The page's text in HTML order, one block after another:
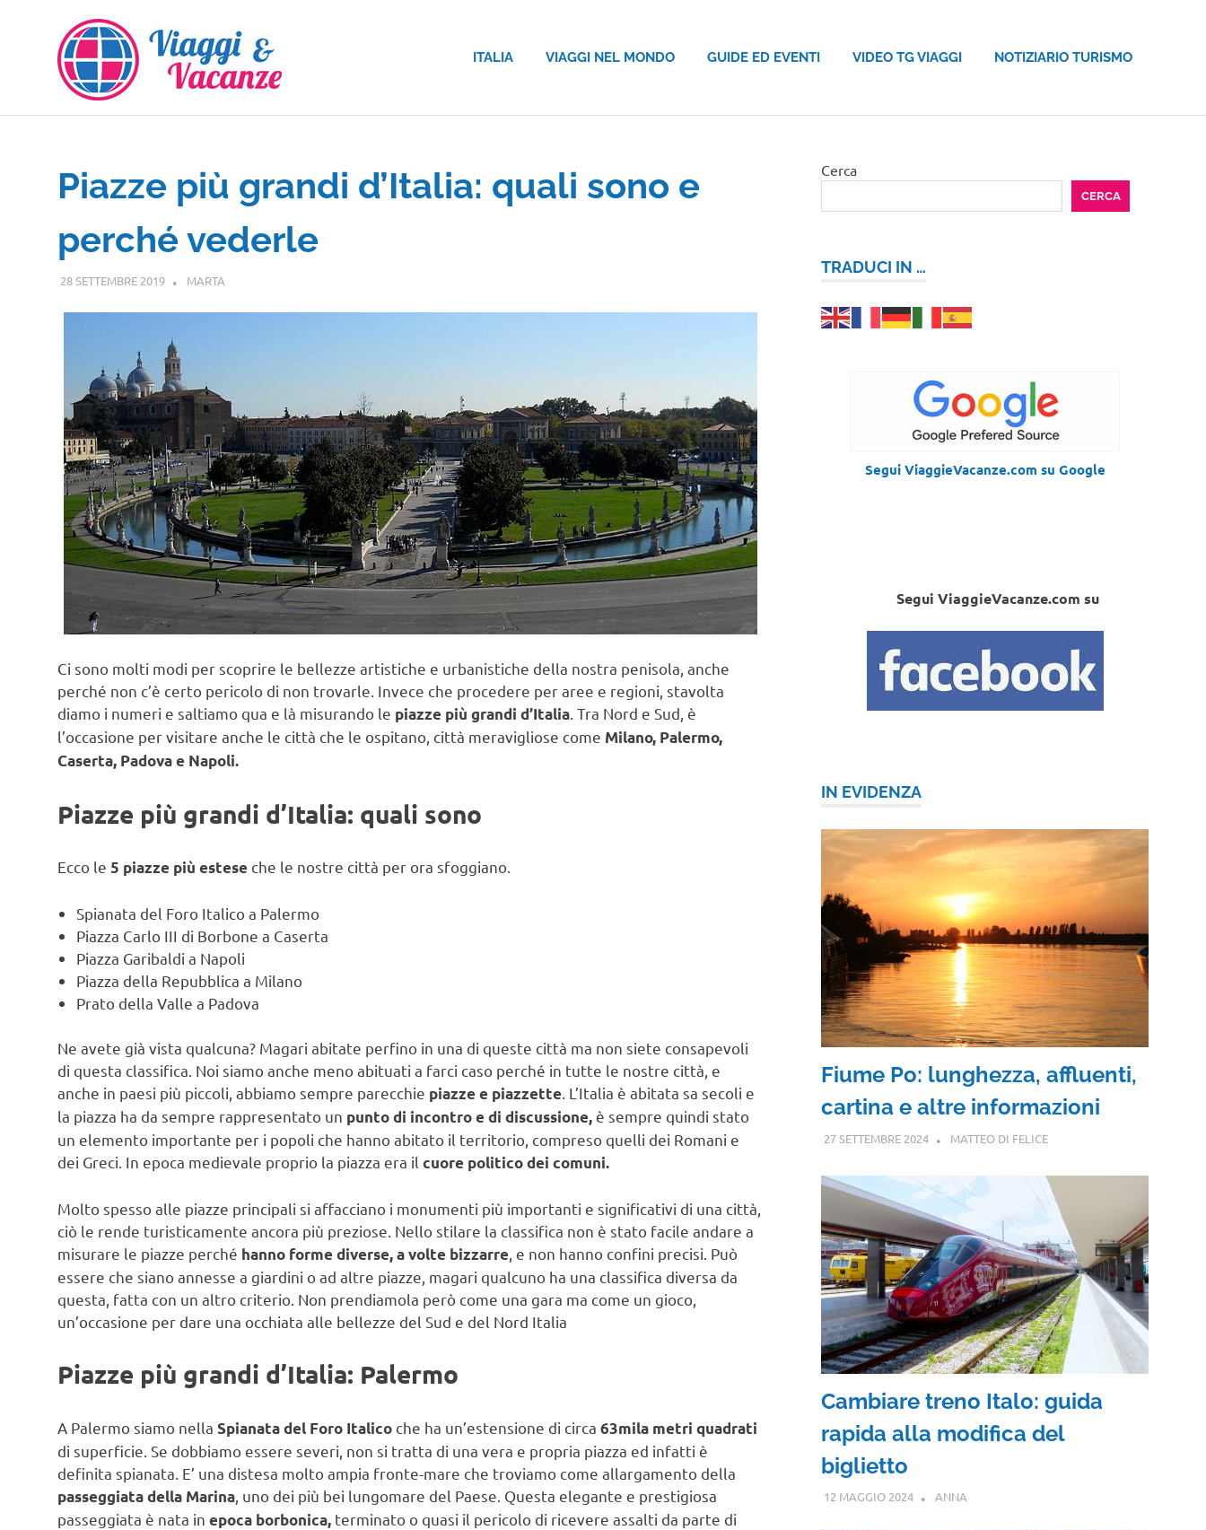
contenuto
ITALIA VIAGGI NEL MONDO GUIDE ED EVENTI VIDEO TG VIAGGI NOTIZIARIO TURISMO
Piazze più grandi d’Italia: quali sono e
perché vederle
28 SETTEMBRE 2019 MARTA
Ci sono molti modi per scoprire le bellezze artistiche e urbanistiche della nostra penisola, anche
perché non c’è certo pericolo di non trovarle. Invece che procedere per aree e regioni, stavolta
diamo i numeri e saltiamo qua e là misurando le piazze più grandi d’Italia. Tra Nord e Sud, è
l’occasione per visitare anche le città che le ospitano, città meravigliose come Milano, Palermo,
Caserta, Padova e Napoli.
Piazze più grandi d’Italia: quali sono
Ecco le 5 piazze più estese che le nostre città per ora sfoggiano.
Spianata del Foro Italico a Palermo
Piazza Carlo III di Borbone a Caserta
Piazza Garibaldi a Napoli
Piazza della Repubblica a Milano
Prato della Valle a Padova
Ne avete già vista qualcuna? Magari abitate perfino in una di queste città ma non siete consapevoli
di questa classifica. Noi siamo anche meno abituati a farci caso perché in tutte le nostre città, e
anche in paesi più piccoli, abbiamo sempre parecchie piazze e piazzette. L’Italia è abitata sa secoli e
la piazza ha da sempre rappresentato un punto di incontro e di discussione, è sempre quindi stato
un elemento importante per i popoli che hanno abitato il territorio, compreso quelli dei Romani e
dei Greci. In epoca medievale proprio la piazza era il cuore politico dei comuni.
Molto spesso alle piazze principali si affacciano i monumenti più importanti e significativi di una città,
ciò le rende turisticamente ancora più preziose. Nello stilare la classifica non è stato facile andare a
misurare le piazze perché hanno forme diverse, a volte bizzarre , e non hanno confini precisi. Può
essere che siano annesse a giardini o ad altre piazze, magari qualcuno ha una classifica diversa da
questa, fatta con un altro criterio. Non prendiamola però come una gara ma come un gioco,
un’occasione per dare una occhiata alle bellezze del Sud e del Nord Italia
Piazze più grandi d’Italia: Palermo
A Palermo siamo nella Spianata del Foro Italico che ha un’estensione di circa 63mila metri quadrati
di superficie. Se dobbiamo essere severi, non si tratta di una vera e propria piazza ed infatti è
definita spianata. E’ una distesa molto ampia fronte-mare che troviamo come allargamento della
passeggiata della Marina , uno dei più bei lungomare del Paese. Questa elegante e prestigiosa
passeggiata è nata in epoca borbonica, terminato o quasi il pericolo di ricevere assalti da parte di
Cerca
CERCA
TRADUCI IN …
Segui ViaggieVacanze.com su Google
Segui ViaggieVacanze.com su
IN EVIDENZA
Fiume Po: lunghezza, affluenti,
cartina e altre informazioni
27 SETTEMBRE 2024 MATTEO DI FELICE
Cambiare treno Italo: guida
rapida alla modifica del
biglietto
12 MAGGIO 2024 ANNA